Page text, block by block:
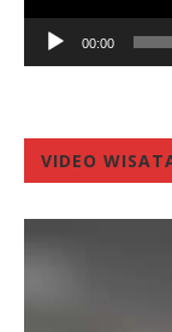
00:00
VIDEO